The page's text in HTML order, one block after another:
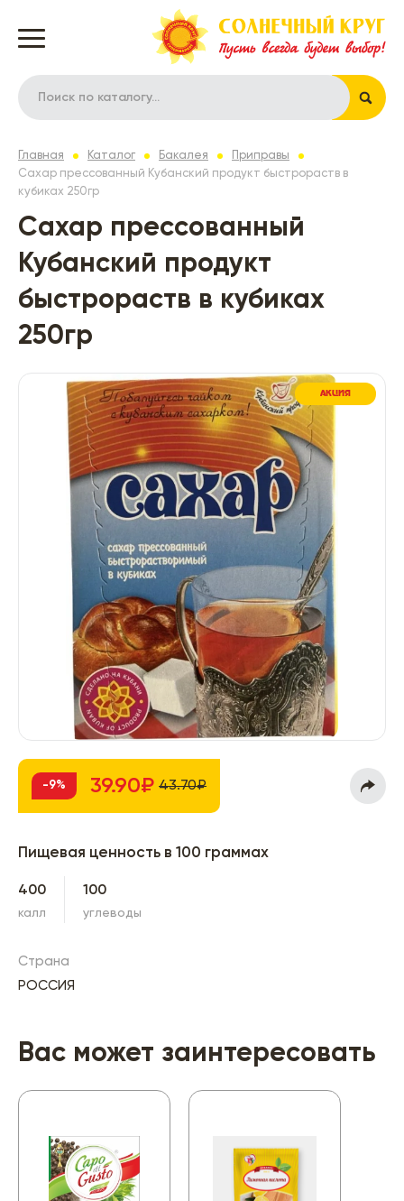
Главная Каталог Бакалея
Приправы
Сахар прессованный Кубанский продукт быстрораств в
кубиках 250гр
Сахар прессованный
Кубанский продукт
быстрораств в кубиках
250гр
АКЦИЯ
-9% 39.90₽ 43.70₽
Пищевая ценность в 100 граммах
400
калл
100
углеводы
Страна
РОССИЯ
Вас может заинтересовать